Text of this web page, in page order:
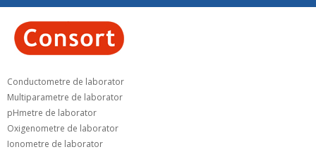
Conductometre de laborator
Multiparametre de laborator
pHmetre de laborator
Oxigenometre de laborator
Ionometre de laborator